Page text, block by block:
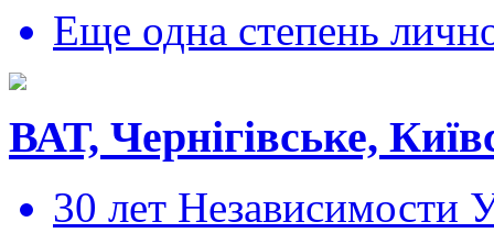
Еще одна степень
ВАТ, Чернігівське,
30 лет Независимости